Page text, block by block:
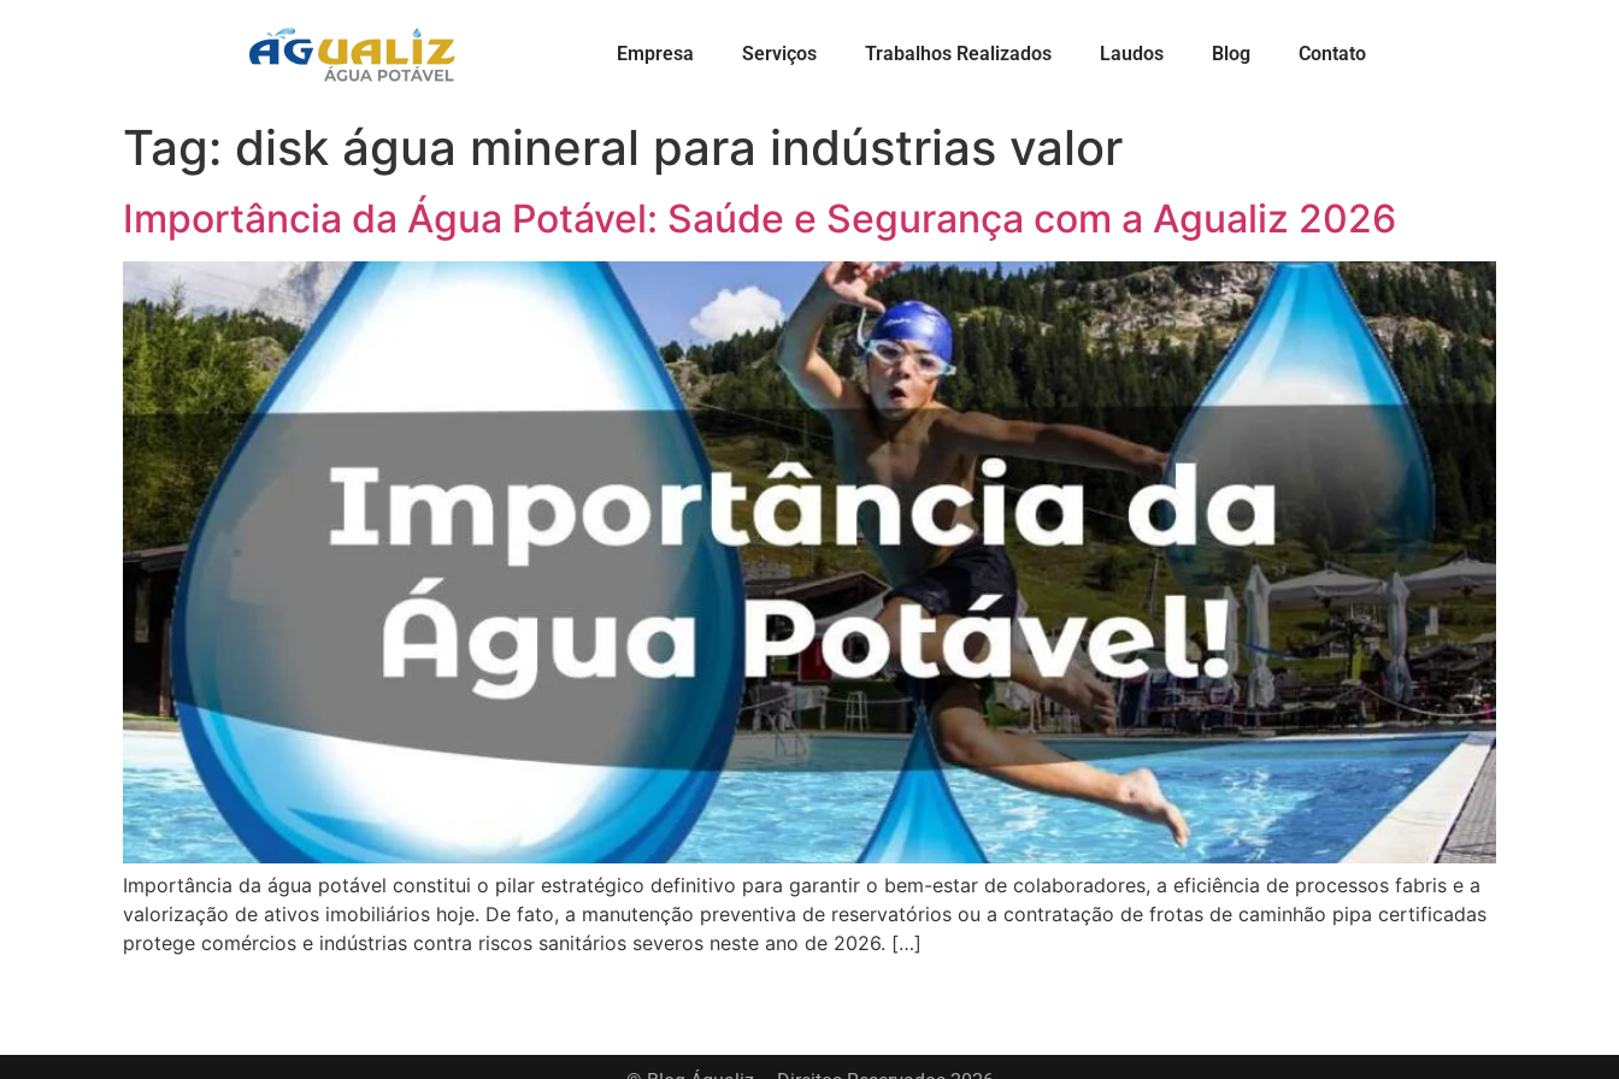
Empresa Serviços Trabalhos Realizados Laudos Blog Contato
Tag: disk água mineral para indústrias valor
Importância da Água Potável: Saúde e Segurança com a Agualiz 2026
Importância da água potável constitui o pilar estratégico definitivo para garantir o bem-estar de colaboradores, a eficiência de processos fabris e a
valorização de ativos imobiliários hoje. De fato, a manutenção preventiva de reservatórios ou a contratação de frotas de caminhão pipa certificadas
protege comércios e indústrias contra riscos sanitários severos neste ano de 2026. […]